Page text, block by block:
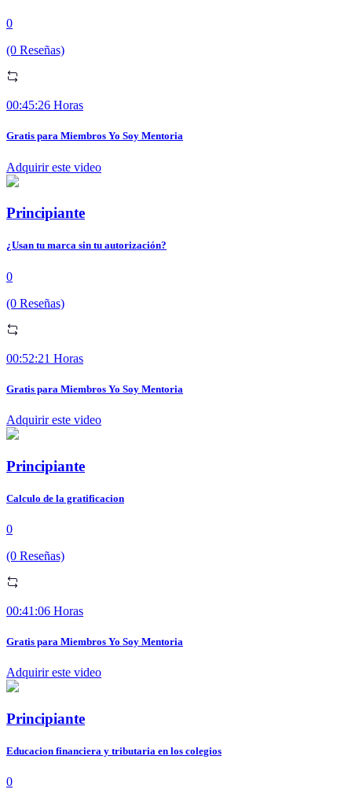
0
(0 Reseñas)
00:45:26 Horas
Gratis para Miembros Yo Soy Mentoria
Adquirir este video
Principiante
¿Usan tu marca sin tu autorización?
0
(0 Reseñas)
00:52:21 Horas
Gratis para Miembros Yo Soy Mentoria
Adquirir este video
Principiante
Calculo de la gratificacion
0
(0 Reseñas)
00:41:06 Horas
Gratis para Miembros Yo Soy Mentoria
Adquirir este video
Principiante
Educacion financiera y tributaria en los colegios
0